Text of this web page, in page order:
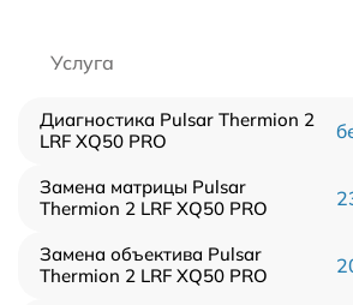
Услуга
Диагностика Pulsar Thermion 2
LRF XQ50 PRO
Замена матрицы Pulsar
Thermion 2 LRF XQ50 PRO
Замена объектива Pulsar
Thermion 2 LRF XQ50 PRO